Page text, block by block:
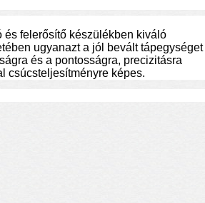
és felerősítő készülékben kiváló
ugyanazt a jól bevált tápegységet
és a pontosságra, precizitásra
csúcsteljesítményre képes.